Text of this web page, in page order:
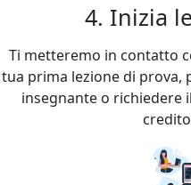
4. Inizia
Ti metteremo in contatto
tua prima lezione di prova,
insegnante o richiedere